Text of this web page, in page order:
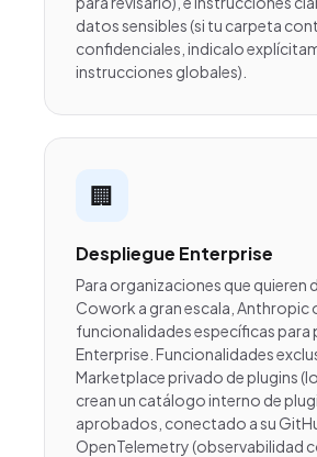
datos sensibles (si tu carpeta
confidenciales, indicalo
instrucciones globales).
🏢
Despliegue Enterprise
Para organizaciones que quieren
Cowork a gran escala, Anthropic
funcionalidades específicas para
Enterprise. Funcionalidades
Marketplace privado de plugins
crean un catálogo interno de
aprobados, conectado a su
OpenTelemetry (observabilidad